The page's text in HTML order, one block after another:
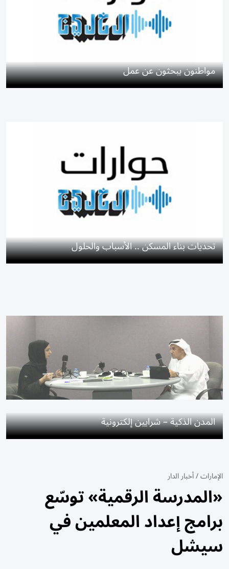
مواطنون يبحثون عن عمل
تحديات بناء المسكن .. الأسباب والحلول
المدن الذكية – شرايين إلكترونية
الإمارات/أخبار الدار
«المدرسة الرقمية» توسّع
برامج إعداد المعلمين في
سيشل